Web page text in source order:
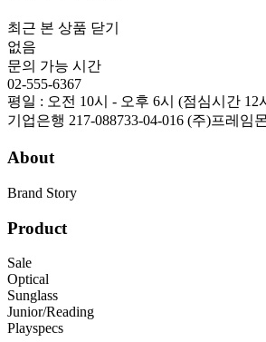
최근 본 상품 닫기
없음
문의 가능 시간
02-555-6367
평일 : 오전 10시 - 오후 6시 (점심시간 12
기업은행 217-088733-04-016 (주)프레임
About
Brand Story
Product
Sale
Optical
Sunglass
Junior/Reading
Playspecs